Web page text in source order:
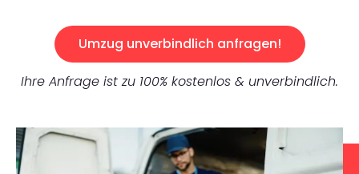
Umzug unverbindlich anfragen!
Ihre Anfrage ist zu 100% kostenlos & unverbindlich.